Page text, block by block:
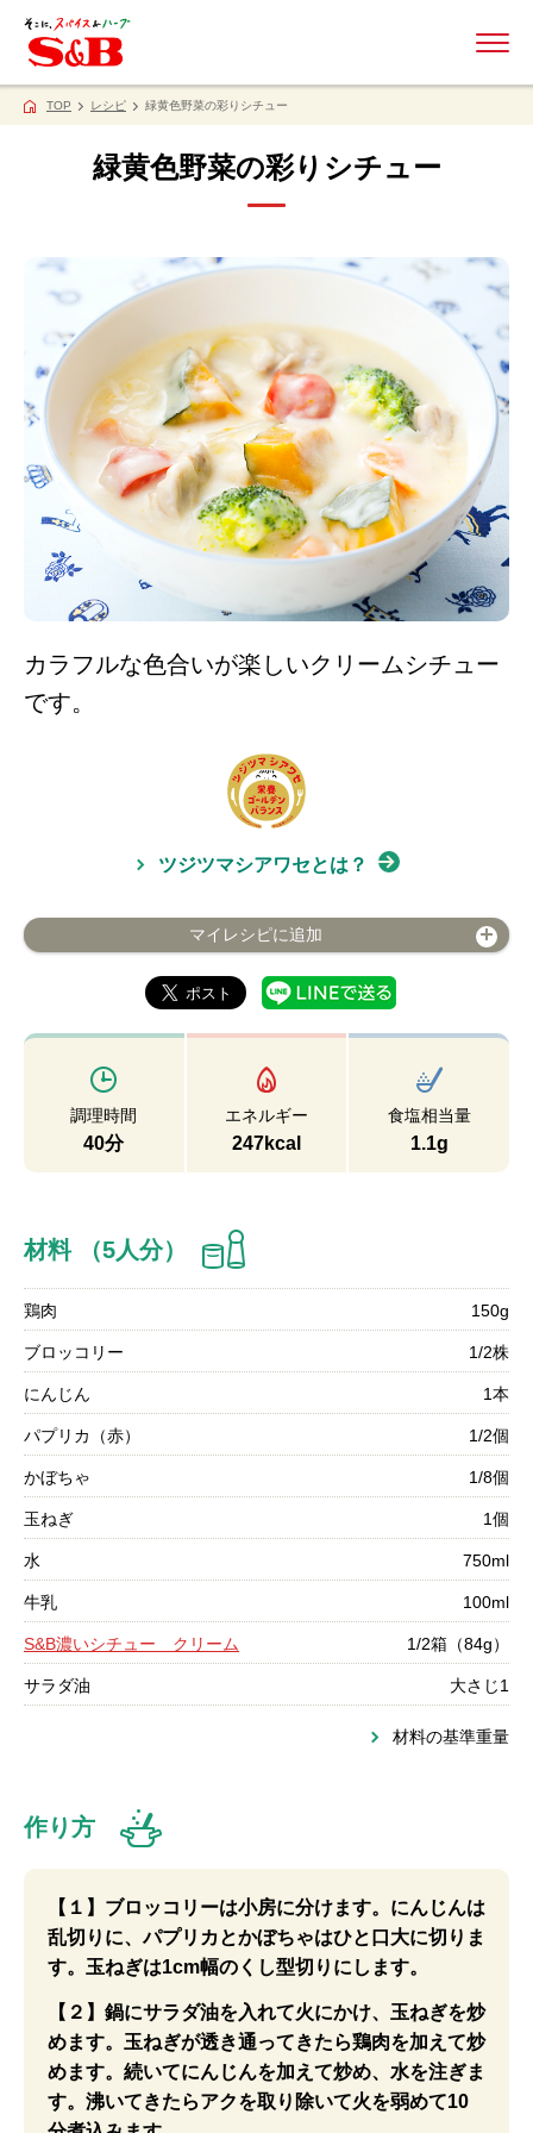
TOP レシピ 緑黄色野菜の彩りシチュー
緑黄色野菜の彩りシチュー
カラフルな色合いが楽しいクリームシチュー
です。
ツジツマシアワセとは？
マイレシピに追加
調理時間
40分
エネルギー
247kcal
食塩相当量
1.1g
材料 （5人分）
鶏肉 150g
ブロッコリー 1/2株
にんじん 1本
パプリカ（赤） 1/2個
かぼちゃ 1/8個
玉ねぎ 1個
水 750ml
牛乳 100ml
S&B濃いシチュー クリーム 1/2箱（84g）
サラダ油 大さじ1
材料の基準重量
作り方
【１】ブロッコリーは小房に分けます。にんじんは
乱切りに、パプリカとかぼちゃはひと口大に切りま
す。玉ねぎは1cm幅のくし型切りにします。
【２】鍋にサラダ油を入れて火にかけ、玉ねぎを炒
めます。玉ねぎが透き通ってきたら鶏肉を加えて炒
めます。続いてにんじんを加えて炒め、水を注ぎま
す。沸いてきたらアクを取り除いて火を弱めて10